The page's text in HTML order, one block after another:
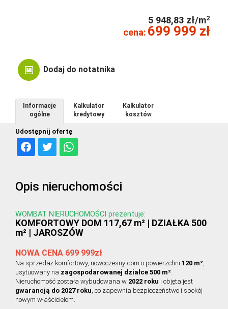
5 948,83 zł/m2
cena: 699 999 zł
Dodaj do notatnika
Udostępnij ofertę
Informacje
ogólne
Kalkulator
kredytowy
Kalkulator
kosztów
Opis nieruchomości
WOMBAT NIERUCHOMOŚCI prezentuje:
KOMFORTOWY DOM 117,67 m² | DZIAŁKA 500
m² | JAROSZÓW
NOWA CENA 699 999zł
Na sprzedaż komfortowy, nowoczesny dom o powierzchni 120 m²,
usytuowany na zagospodarowanej działce 500 m².
Nieruchomość została wybudowana w 2022 roku i objęta jest
gwarancją do 2027 roku, co zapewnia bezpieczeństwo i spokój
nowym właścicielom.